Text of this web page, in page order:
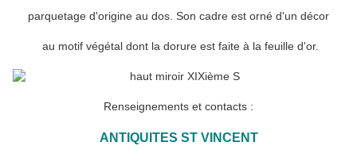
parquetage d'origine au dos. Son cadre est orné d'un décor
au motif végétal dont la dorure est faite à la feuille d'or.
Renseignements et contacts :
ANTIQUITES ST VINCENT